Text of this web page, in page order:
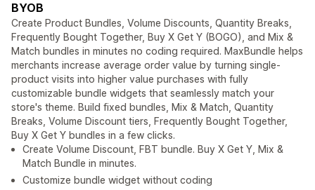
BYOB
Create Product Bundles, Volume Discounts, Quantity Breaks,
Frequently Bought Together, Buy X Get Y (BOGO), and Mix &
Match bundles in minutes no coding required. MaxBundle helps
merchants increase average order value by turning single-
product visits into higher value purchases with fully
customizable bundle widgets that seamlessly match your
store's theme. Build fixed bundles, Mix & Match, Quantity
Breaks, Volume Discount tiers, Frequently Bought Together,
Buy X Get Y bundles in a few clicks.
Create Volume Discount, FBT bundle. Buy X Get Y, Mix &
Match Bundle in minutes.
Customize bundle widget without coding